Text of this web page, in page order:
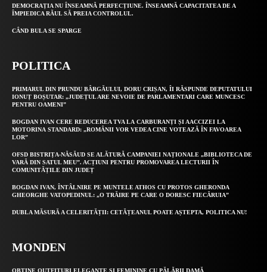
DEMOCRAȚIA NU ÎNSEAMNĂ PERFECȚIUNE. ÎNSEAMNĂ CAPACITATEA DE A
ÎMPIEDICA RĂUL SĂ PREIA CONTROLUL.
CÂND BULA SE SPARGE
POLITICA
PRIMARUL DIN PRUNDU BÂRGĂULUI, DORU CRIȘAN, ÎI RĂSPUNDE DEPUTATULUI
IONUȚ BOȘUTAR: „JUDEȚUL ARE NEVOIE DE PARLAMENTARI CARE MUNCESC
PENTRU OAMENI”
BOGDAN IVAN CERE REDUCEREA TVA LA CARBURANȚI ȘI AACCIZEI LA
MOTORINA STANDARD: „ROMÂNII VOR VEDEA CINE VOTEAZĂ ÎN FAVOAREA
LOR”
OFSD BISTRIȚA-NĂSĂUD SE ALĂTURĂ CAMPANIEI NAȚIONALE „BIBLIOTECA DE
VARĂ DIN SATUL MEU”. ACȚIUNI PENTRU PROMOVAREA LECTURII ÎN
COMUNITĂȚILE DIN JUDEȚ
BOGDAN IVAN, ÎNTÂLNIRE PE MUNTELE ATHOS CU PROTOS GHERONDA
GHEORGHE VATOPEDINUL: „O TRĂIRE PE CARE O DORESC FIECĂRUIA”
DUBLA MĂSURĂ A CELERITĂȚII: CETĂȚEANUL POATE AȘTEPTA, POLITICA NU!
MONDEN
OBȚINE OUTFITURI ELEGANTE ȘI FEMININE CU PĂLĂRII DAMĂ